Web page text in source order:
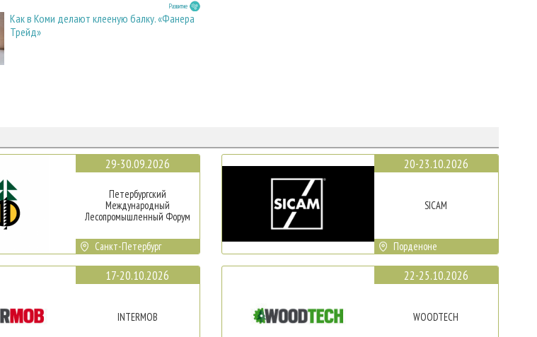
Развитие
Как в Коми делают клееную балку. «Фанера
Трейд»
29-30.09.2026
Петербургский
Международный
Лесопромышленный Форум
Санкт-Петербург
17-20.10.2026
INTERMOB
20-23.10.2026
SICAM
Порденоне
22-25.10.2026
WOODTECH